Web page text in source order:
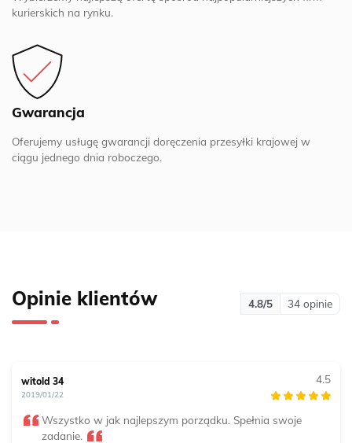
kurierskich na rynku.
Gwarancja
Oferujemy usługę gwarancji doręczenia przesyłki krajowej w
ciągu jednego dnia roboczego.
Opinie klientów 4.8/5 34 opinie
witold 34
2019/01/22
4.5
Wszystko w jak najlepszym porządku. Spełnia swoje
zadanie.